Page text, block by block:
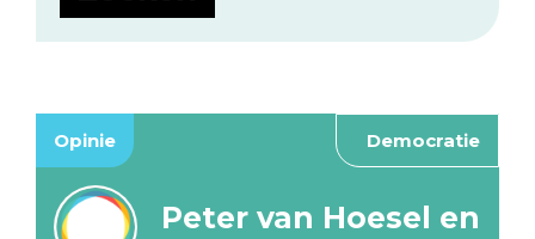
Opinie Democratie
Peter van Hoesel en